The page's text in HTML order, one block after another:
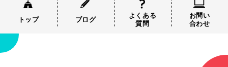
トップ ブログ
よくある
質問
お問い
合わせ